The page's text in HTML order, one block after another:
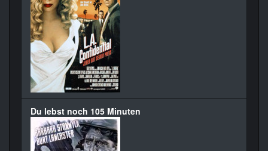
Du lebst noch 105 Minuten